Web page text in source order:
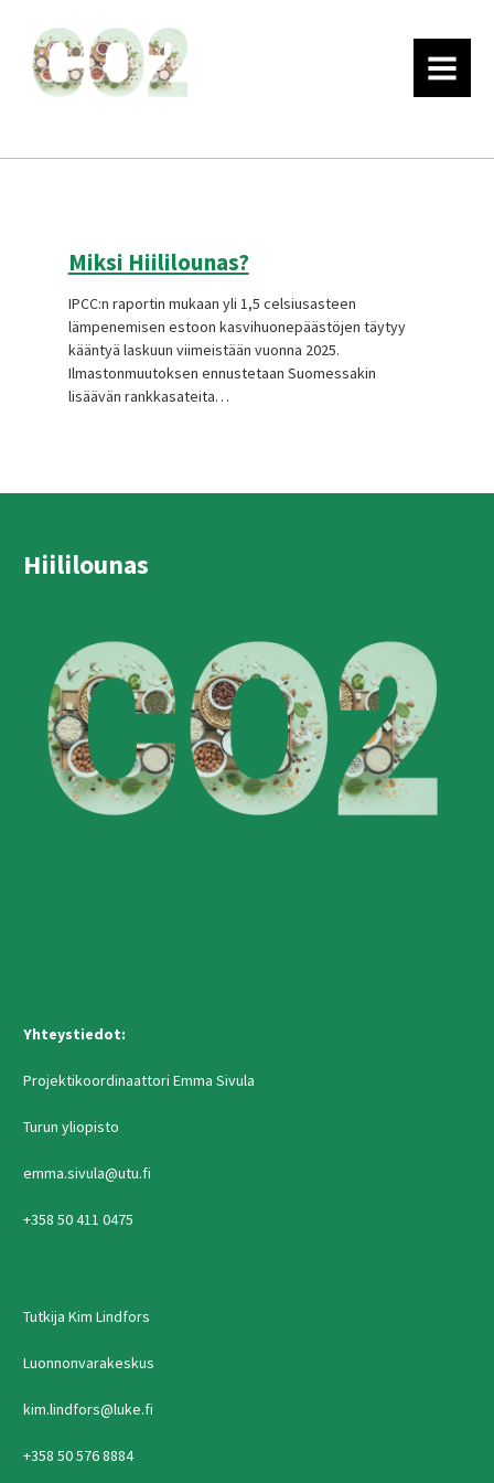
MENU
Miksi Hiililounas?
IPCC:n raportin mukaan yli 1,5 celsiusasteen
lämpenemisen estoon kasvihuonepäästöjen täytyy
kääntyä laskuun viimeistään vuonna 2025.
Ilmastonmuutoksen ennustetaan Suomessakin
lisäävän rankkasateita…
Hiililounas
Yhteystiedot:
Projektikoordinaattori Emma Sivula
Turun yliopisto
emma.sivula@utu.fi
+358 50 411 0475
Tutkija Kim Lindfors
Luonnonvarakeskus
kim.lindfors@luke.fi
+358 50 576 8884